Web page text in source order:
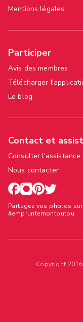
Mentions légales
Participer
Avis des membres
Télécharger
Le blog
Contact et
Consulter l'assistance
Nous contacter
Partagez vos photos
#empruntemontoutou
Copyright